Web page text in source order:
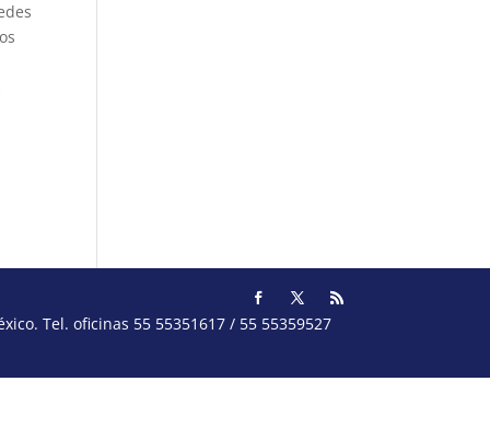
Tel. oficinas 55 55351617 / 55 55359527